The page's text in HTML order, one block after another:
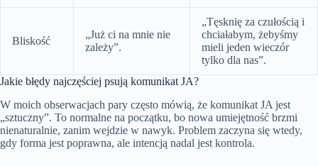
Bliskość
„Już ci na mnie nie
zależy”.
„Tęsknię za czułością i
chciałabym, żebyśmy
mieli jeden wieczór
tylko dla nas”.
Jakie błędy najczęściej psują komunikat JA?
W moich obserwacjach pary często mówią, że komunikat JA jest
„sztuczny”. To normalne na początku, bo nowa umiejętność brzmi
nienaturalnie, zanim wejdzie w nawyk. Problem zaczyna się wtedy,
gdy forma jest poprawna, ale intencją nadal jest kontrola.